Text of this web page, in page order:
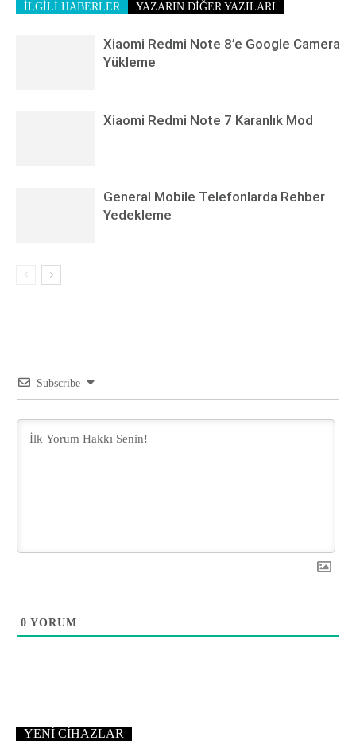
İLGİLİ HABERLER YAZARIN DİĞER YAZILARI
Xiaomi Redmi Note 8’e Google Camera
Yükleme
Xiaomi Redmi Note 7 Karanlık Mod
General Mobile Telefonlarda Rehber
Yedekleme
Subscribe
0 YORUM
YENI CIHAZLAR